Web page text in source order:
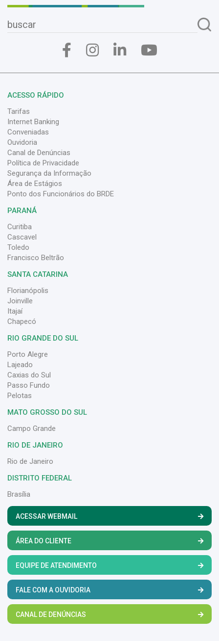
ACESSO RÁPIDO
Tarifas
Internet Banking
Conveniadas
Ouvidoria
Canal de Denúncias
Política de Privacidade
Segurança da Informação
Área de Estágios
Ponto dos Funcionários do BRDE
PARANÁ
Curitiba
Cascavel
Toledo
Francisco Beltrão
SANTA CATARINA
Florianópolis
Joinville
Itajaí
Chapecó
RIO GRANDE DO SUL
Porto Alegre
Lajeado
Caxias do Sul
Passo Fundo
Pelotas
MATO GROSSO DO SUL
Campo Grande
RIO DE JANEIRO
Rio de Janeiro
DISTRITO FEDERAL
Brasília
ACESSAR WEBMAIL
ÁREA DO CLIENTE
EQUIPE DE ATENDIMENTO
FALE COM A OUVIDORIA
CANAL DE DENÚNCIAS